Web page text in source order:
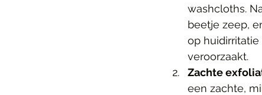
washcloths.
beetje zeep,
op
veroorzaakt.
Zachte
een zachte,